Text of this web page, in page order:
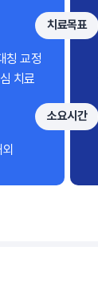
치료목표
칭 교정
치료
소요시간